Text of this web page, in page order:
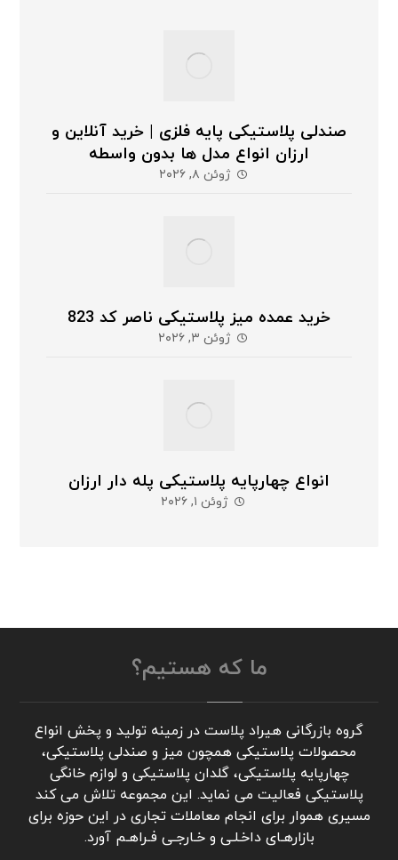
صندلی پلاستیکی پایه فلزی | خرید آنلاین و
ارزان انواع مدل ها بدون واسطه
ژوئن ۸, ۲۰۲۶
خرید عمده میز پلاستیکی ناصر کد 823
ژوئن ۳, ۲۰۲۶
انواع چهارپایه پلاستیکی پله دار ارزان
ژوئن ۱, ۲۰۲۶
ما که هستیم؟
گروه بازرگانی هیراد پلاست در زمینه تولید و پخش انواع
محصولات پلاستیکی همچون میز و صندلی پلاستیکی،
چهارپایه پلاستیکی، گلدان پلاستیکی و لوازم خانگی
پلاستیکی فعالیت می نماید. این مجموعه تلاش می کند
مسیری هموار برای انجام معاملات تجاری در این حوزه برای
بازارهـای داخـلـی و خـارجـی فـراهـم آورد.